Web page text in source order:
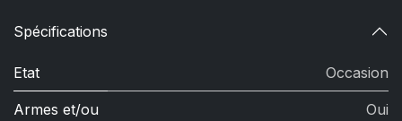
Spécifications
Etat Occasion
Armes et/ou
Oui